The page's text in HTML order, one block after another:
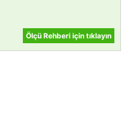
Ölçü Rehberi için tıklayın